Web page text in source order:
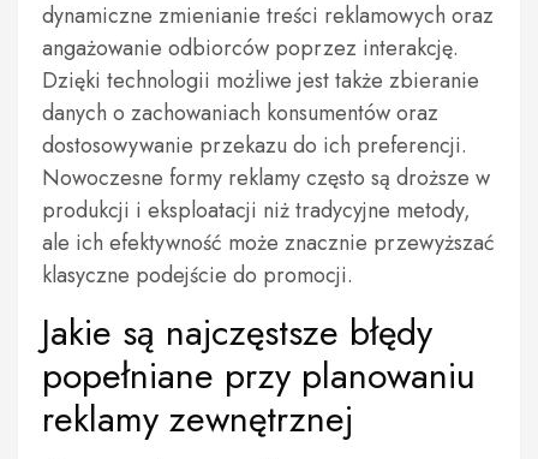
dynamiczne zmienianie treści reklamowych oraz
angażowanie odbiorców poprzez interakcję.
Dzięki technologii możliwe jest także zbieranie
danych o zachowaniach konsumentów oraz
dostosowywanie przekazu do ich preferencji.
Nowoczesne formy reklamy często są droższe w
produkcji i eksploatacji niż tradycyjne metody,
ale ich efektywność może znacznie przewyższać
klasyczne podejście do promocji.
Jakie są najczęstsze błędy
popełniane przy planowaniu
reklamy zewnętrznej